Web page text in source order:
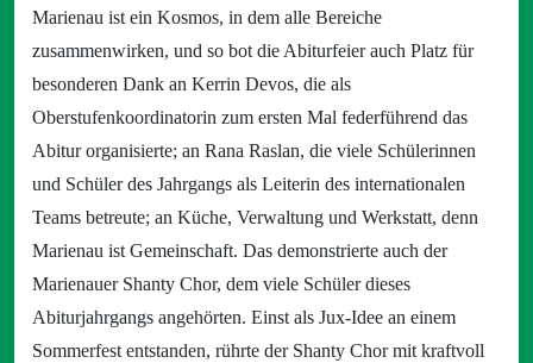
Marienau ist ein Kosmos, in dem alle Bereiche
zusammenwirken, und so bot die Abiturfeier auch Platz für
besonderen Dank an Kerrin Devos, die als
Oberstufenkoordinatorin zum ersten Mal federführend das
Abitur organisierte; an Rana Raslan, die viele Schülerinnen
und Schüler des Jahrgangs als Leiterin des internationalen
Teams betreute; an Küche, Verwaltung und Werkstatt, denn
Marienau ist Gemeinschaft. Das demonstrierte auch der
Marienauer Shanty Chor, dem viele Schüler dieses
Abiturjahrgangs angehörten. Einst als Jux-Idee an einem
Sommerfest entstanden, rührte der Shanty Chor mit kraftvoll